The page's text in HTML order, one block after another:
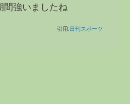
間強いましたね
引用:日刊スポーツ